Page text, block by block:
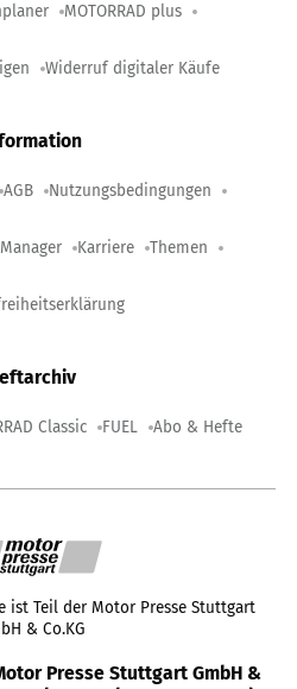
MOTORRAD plus
Widerruf digitaler Käufe
AGB Nutzungsbedingungen
Karriere Themen
Classic FUEL Abo & Hefte
ist Teil der Motor Presse Stuttgart
& Co.KG
Presse Stuttgart GmbH &